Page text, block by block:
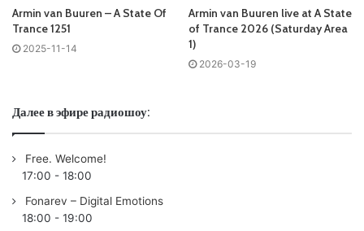
Armin van Buuren - A State Of Trance
Запись выпусков
Слушай и добавляй плейлист VK:
Tracklist:
Armin van Buuren – A State Of
Trance 1251
2025-11-14
Armin van Buuren live at A State
of Trance 2026 (Saturday Area
1)
2026-03-19
Далее в эфире радиошоу:
Free. Welcome!
17:00 - 18:00
Fonarev – Digital Emotions
18:00 - 19:00